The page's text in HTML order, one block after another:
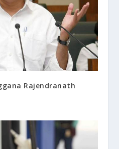
Rajendranath